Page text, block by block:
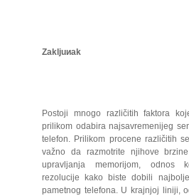
Zakljuиak
Postoji mnogo različitih faktora
prilikom odabira najsavremenijeg
telefon. Prilikom procene različitih
važno da razmotrite njihove
upravljanja memorijom, odnos
rezolucije kako biste dobili
pametnog telefona. U krajnjoj liniji,